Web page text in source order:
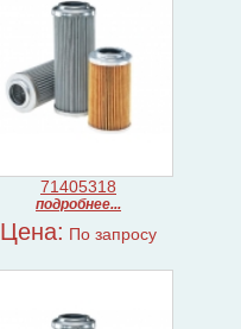
71405318
подробнее...
Цена: По запросу